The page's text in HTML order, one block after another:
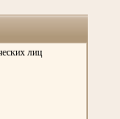
лиц